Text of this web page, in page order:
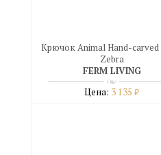
Крючок Animal Hand-carved
Zebra
FERM LIVING
Цена: 3 135 ₽